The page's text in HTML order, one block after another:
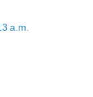
a.m.